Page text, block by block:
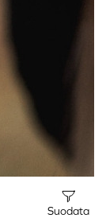
Suodata